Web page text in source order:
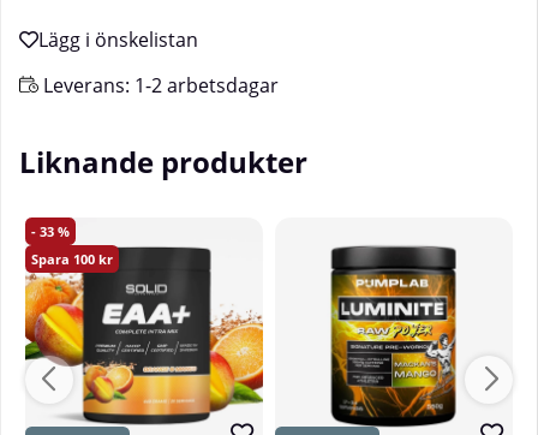
Leverans: 1-2 arbetsdagar
Liknande produkter
33
100